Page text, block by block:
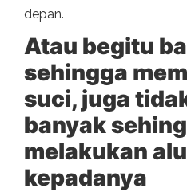
depan.
Atau begitu
sehingga
suci, juga
banyak
melakukan
kepadanya